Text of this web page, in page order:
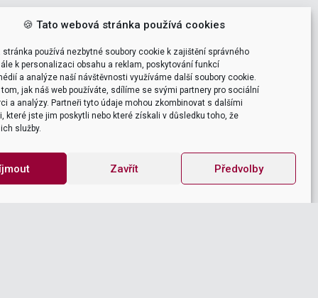
🍪 Tato webová stránka používá cookies
stránka používá nezbytné soubory cookie k zajištění správného
k personalizaci obsahu a reklam, poskytování funkcí
a analýze naší návštěvnosti využíváme další soubory cookie.
jak náš web používáte, sdílíme se svými partnery pro sociální
a analýzy. Partneři tyto údaje mohou zkombinovat s dalšími
které jste jim poskytli nebo které získali v důsledku toho, že
služby.
Zavřít Předvolby
SAPu, které u nás proběhlo.
užitečného.”